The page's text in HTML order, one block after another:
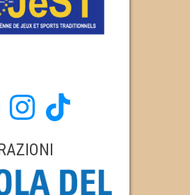
Instagram TikTok